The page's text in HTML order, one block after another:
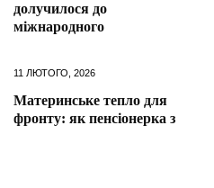
долучилося до
міжнародного
11 ЛЮТОГО, 2026
Материнське тепло для
фронту: як пенсіонерка з